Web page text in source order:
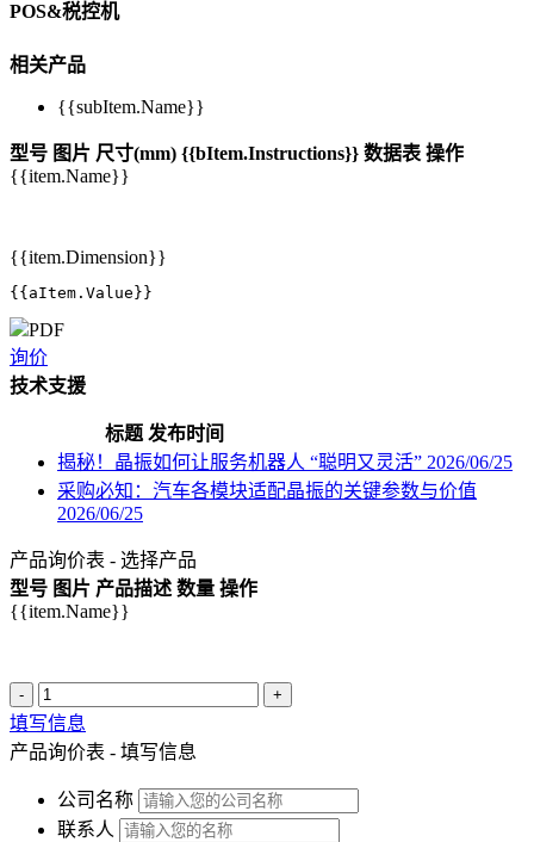
POS&税控机
相关产品
{{subItem.Name}}
型号 图片 尺寸(mm) {{bItem.Instructions}} 数据表 操作
{{item.Name}}
{{item.Dimension}}
{{aItem.Value}}
PDF
询价
技术支援
标题 发布时间
揭秘！晶振如何让服务机器人 “聪明又灵活” 2026/06/25
采购必知：汽车各模块适配晶振的关键参数与价值
2026/06/25
产品询价表 - 选择产品
型号 图片 产品描述 数量 操作
{{item.Name}}
- +
填写信息
产品询价表 - 填写信息
公司名称
联系人